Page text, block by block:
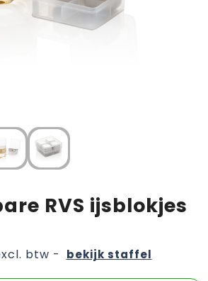
RVS ijsblokjes
btw - bekijk staffel